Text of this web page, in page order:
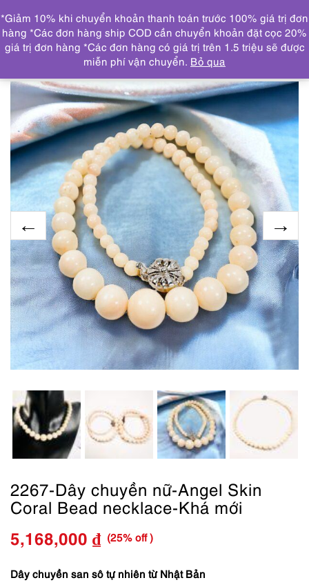
DANH MỤC
Trang chủ SẢN PHẨM MỚI CẬP NHẬT
2267-Dây
chuyền nữ-Angel Skin Coral Bead necklace-Khá mới
2267-Dây chuyền nữ-Angel Skin
Coral Bead necklace-Khá mới
Giá
gốc
5,168,000 ₫
Giá
hiện
(25% off )
Dây chuyền san sô tự nhiên từ Nhật Bản
*Giảm 10% khi chuyển khoản thanh toán trước 100% giá trị đơn
hàng *Các đơn hàng ship COD cần chuyển khoản đặt cọc 20%
giá trị đơn hàng *Các đơn hàng có giá trị trên 1.5 triệu sẽ được
miễn phí vận chuyển. Bỏ qua